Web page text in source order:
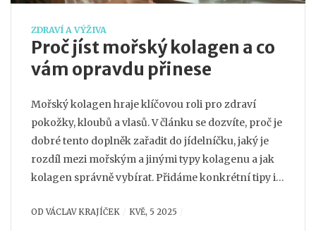
ZDRAVÍ A VÝŽIVA
Proč jíst mořský kolagen a co
vám opravdu přinese
Mořský kolagen hraje klíčovou roli pro zdraví
pokožky, kloubů a vlasů. V článku se dozvíte, proč je
dobré tento doplněk zařadit do jídelníčku, jaký je
rozdíl mezi mořským a jinými typy kolagenu a jak
kolagen správně vybírat. Přidáme konkrétní tipy i
pravidelné užívání kolagenu změnit ve vašem
ODVÁCLAV KRAJÍČEK KVĚ, 5 2025